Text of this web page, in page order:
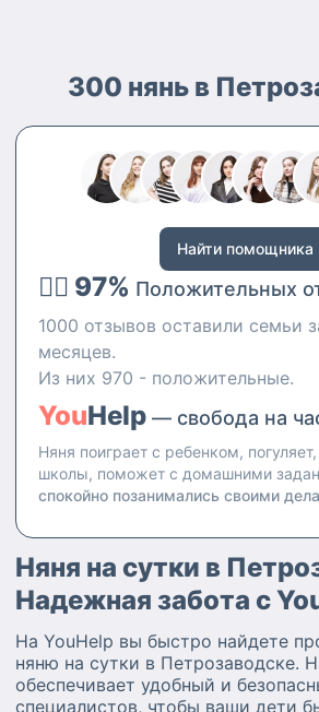
300 нянь в
Найти помощника
👍🏻 97% Положительных
1000 отзывов оставили семьи
месяцев.
Из них 970 - положительные.
YouHelp — свобода на
Няня поиграет с ребенком,
школы, поможет с домашними
спокойно позанимались своими
Няня на сутки в
Надежная забота с
На YouHelp вы быстро найдете
няню на сутки в Петрозаводске.
обеспечивает удобный и
специалистов, чтобы ваши дети